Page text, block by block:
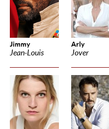
Jimmy
Jean-Louis
Arly
Jover